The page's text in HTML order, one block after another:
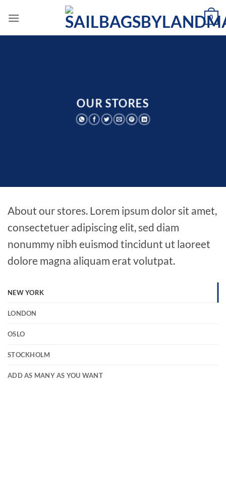
0
OUR STORES
About our stores. Lorem ipsum dolor sit amet,
consectetuer adipiscing elit, sed diam
nonummy nibh euismod tincidunt ut laoreet
dolore magna aliquam erat volutpat.
NEW YORK
LONDON
OSLO
STOCKHOLM
ADD AS MANY AS YOU WANT